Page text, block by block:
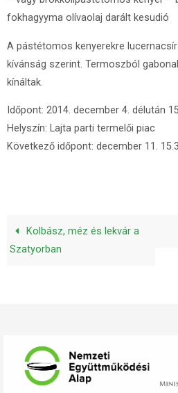
fokhagyyma olívaolaj darált kesudió
A pástétomos kenyerekre
kívánság szerint. Termoszból
kínáltak.
Időpont: 2014. december 4. délután
Helyszín: Lajta parti termelői piac
Következő időpont: december 11.
Kolbász, méz és lekvár a
Szatyorban